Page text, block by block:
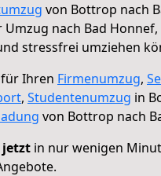
von Bottrop nach
nach Bad Honnef,
stressfrei umziehen
Ihren Firmenumzug,
, Studentenumzug in
von Bottrop nach
jetzt in nur wenigen